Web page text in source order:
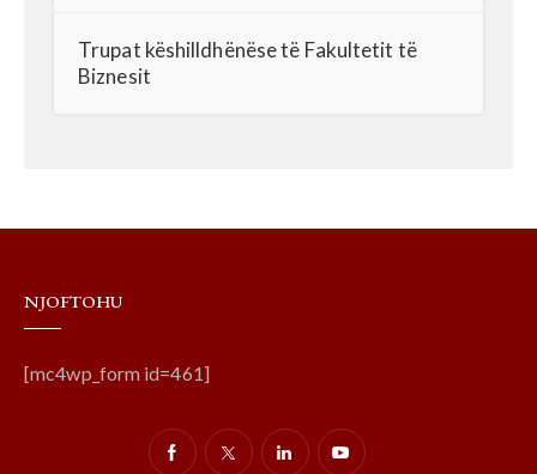
Trupat këshilldhënëse të Fakultetit të
Biznesit
NJOFTOHU
[mc4wp_form id=461]